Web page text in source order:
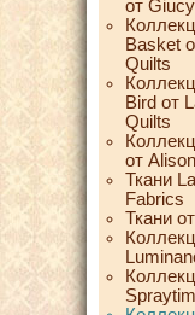
от
Basket
Quilts
Bird от
Quilts
от
Ткани
Fabrics
Ткани